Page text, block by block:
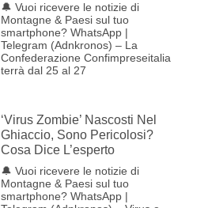
🔔 Vuoi ricevere le notizie di
Montagne & Paesi sul tuo
smartphone? WhatsApp |
Telegram (Adnkronos) – La
Confederazione Confimpreseitalia
terrà dal 25 al 27
‘Virus Zombie’ Nascosti Nel
Ghiaccio, Sono Pericolosi?
Cosa Dice L’esperto
🔔 Vuoi ricevere le notizie di
Montagne & Paesi sul tuo
smartphone? WhatsApp |